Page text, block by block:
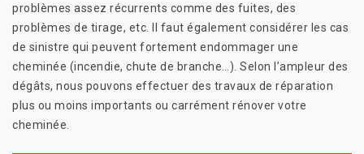
problèmes assez récurrents comme des fuites, des
problèmes de tirage, etc. Il faut également considérer les cas
de sinistre qui peuvent fortement endommager une
cheminée (incendie, chute de branche…). Selon l’ampleur des
dégâts, nous pouvons effectuer des travaux de réparation
plus ou moins importants ou carrément rénover votre
cheminée.